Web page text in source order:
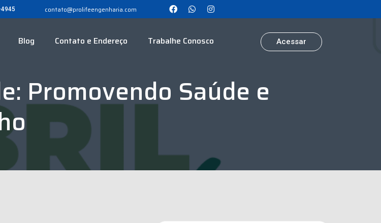
contato@prolifeengenharia.com
Blog Contato e Endereço Trabalhe Conosco Acessar
Promovendo Saúde e